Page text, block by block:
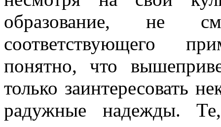
образование, не
соответствующего
понятно, что
только заинтересовать
радужные надежды.